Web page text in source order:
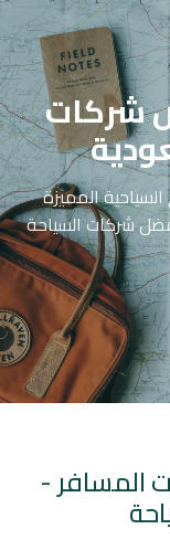
شركات
المميزة
شركات السياحة
المسافر -